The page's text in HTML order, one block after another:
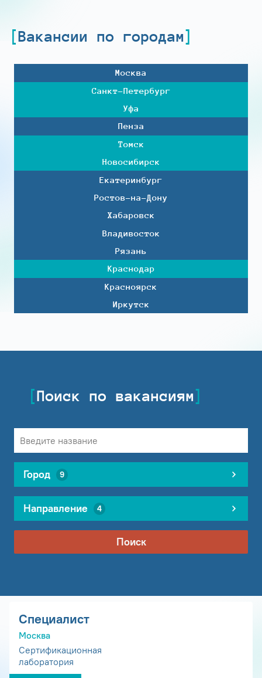
Вакансии по городам
Москва
Санкт-Петербург
Уфа
Пенза
Томск
Новосибирск
Екатеринбург
Ростов-на-Дону
Хабаровск
Владивосток
Рязань
Краснодар
Красноярск
Иркутск
Поиск по вакансиям
Город 9
Направление 4
Поиск
Специалист
Москва
Сертификационная
лаборатория